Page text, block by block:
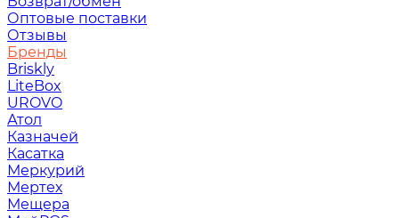
Оптовые поставки
Отзывы
Бренды
Briskly
LiteBox
UROVO
Атол
Казначей
Касатка
Меркурий
Мертех
Мещера